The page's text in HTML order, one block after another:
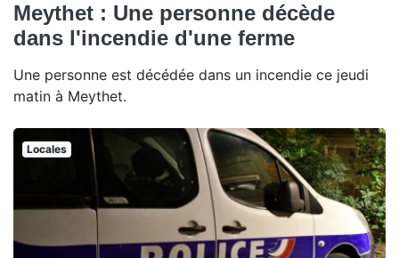
Meythet : Une personne décède
dans l'incendie d'une ferme
Une personne est décédée dans un incendie ce jeudi
matin à Meythet.
Locales